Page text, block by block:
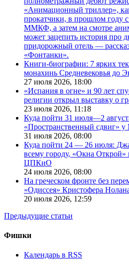
«Анимационный триллер»,
прокатчики, в прошлом году
ММКФ, а затем на смотре
может зацепить история про
придорожный отель —
«Фонтанки».
Книги-биографии: 7 ярких
монахинь Средневековья до
27 июля 2026, 18:00
«Испания в огне» и 90 лет
религии открыл выставку о
23 июля 2026, 11:18
Куда пойти 31 июля—2
«Пространственный сдвиг»
31 июля 2026, 08:00
Куда пойти 24 — 26 июля:
всему городу, «Окна Открой»
ЦПКиО
24 июля 2026, 08:00
На греческом фронте без
«Одиссея» Кристофера
20 июля 2026, 12:59
Предыдущие статьи
Фишки
Календарь в RSS